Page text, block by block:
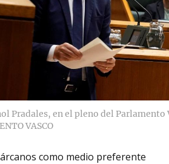
Pradales, en el pleno del Parlamento
VASCO
como medio preferente